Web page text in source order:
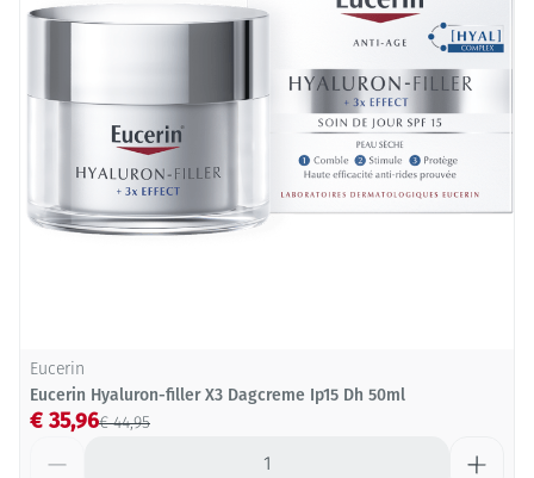
Eucerin
Eucerin Hyaluron-filler X3 Dagcreme Ip15 Dh 50ml
€ 44,95
€ 35,96